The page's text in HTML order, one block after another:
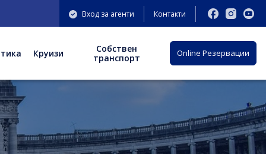
Вход за агенти Контакти
Круизи
Собствен
транспорт
Оnline Резервации